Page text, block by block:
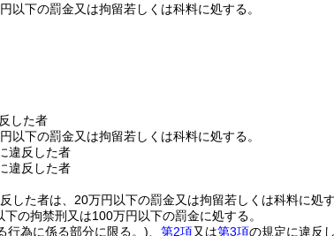
以下の罰金又は拘留若しくは科料に処する。
した者
以下の罰金又は拘留若しくは科料に処する。
違反した者
違反した者
した者は、20万円以下の罰金又は拘留若しくは科料に処す
の拘禁刑又は100万円以下の罰金に処する。
行為に係る部分に限る。) 第2項又は第3項の規定に違反